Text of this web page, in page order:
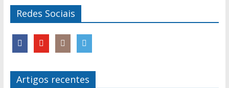
Redes Sociais
Artigos recentes